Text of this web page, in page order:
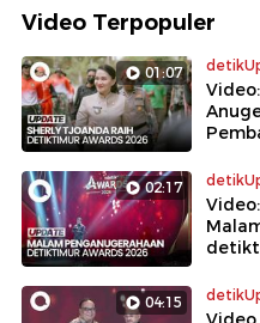
Video Terpopuler
01:07
02:17
04:15